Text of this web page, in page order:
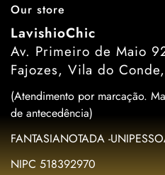
Our store
LavishioChic
Av. Primeiro de Maio
Fajozes, Vila do
(Atendimento por marcação.
de antecedência)
FANTASIANOTADA -
NIPC 518392970